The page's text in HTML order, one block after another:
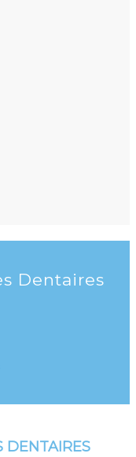
Dentaires
DENTAIRES